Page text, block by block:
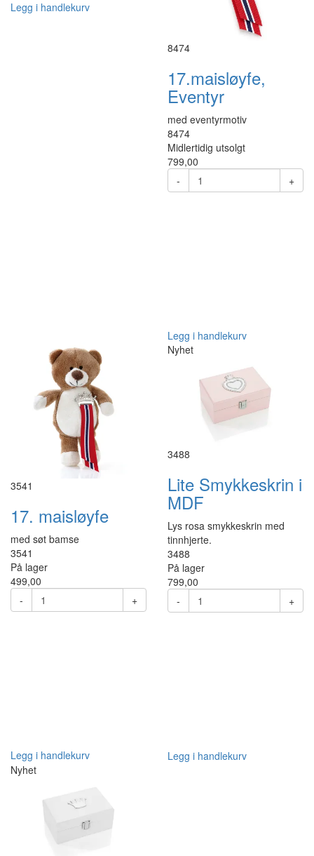
Legg i handlekurv
8474
17.maisløyfe,
Eventyr
med eventyrmotiv
8474
Midlertidig utsolgt
799,00
-
+
Legg i handlekurv
3541
17. maisløyfe
med søt bamse
3541
På lager
499,00
-
+
Legg i handlekurv
Nyhet
3488
Lite Smykkeskrin i
MDF
Lys rosa smykkeskrin med
tinnhjerte.
3488
På lager
799,00
-
+
Legg i handlekurv
Nyhet